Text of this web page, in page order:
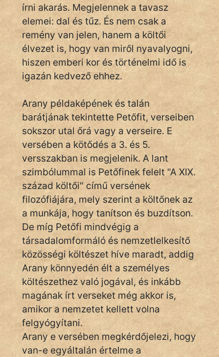
ÉLETMÓD
MAGYARSÁG
És
TÖRTÉNELEM
Népszerű szerzőink:
cinege
Hunor
Jób Gedeon
Láron Ádám
mikkamakka
vörös ördög
nagyöreg
Név nélkül
pszichopati
szegény legény
írni akarás. Megjelennek a tavasz
elemei: dal és tűz. És nem csak a
remény van jelen, hanem a költői
élvezet is, hogy van miről nyavalyogni,
hiszen emberi kor és történelmi idő is
igazán kedvező ehhez.
Arany példaképének és talán
barátjának tekintette Petőfit, verseiben
sokszor utal őrá vagy a verseire. E
versében a kötődés a 3. és 5.
versszakban is megjelenik. A lant
szimbólummal is Petőfinek felelt "A XIX.
század költői" című versének
filozófiájára, mely szerint a költőnek az
a munkája, hogy tanítson és buzdítson.
De míg Petőfi mindvégig a
társadalomformáló és nemzetlelkesítő
közösségi költészet híve maradt, addig
Arany könnyedén élt a személyes
költészethez való jogával, és inkább
magának írt verseket még akkor is,
amikor a nemzetet kellett volna
felgyógyítani.
Arany e versében megkérdőjelezi, hogy
van-e egyáltalán értelme a